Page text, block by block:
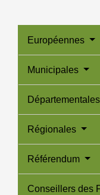
Européennes
Municipales
Départementales
Régionales
Référendum
Conseillers des